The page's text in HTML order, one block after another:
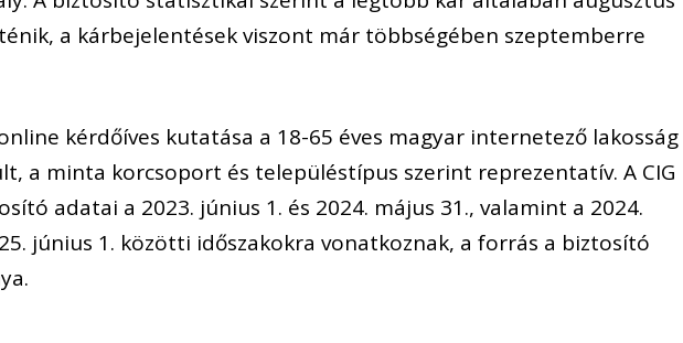
a kárbejelentések viszont már többségében szeptemberre
kérdőíves kutatása a 18-65 éves magyar internetező lakosság
a minta korcsoport és településtípus szerint reprezentatív. A CIG
adatai a 2023. június 1. és 2024. május 31., valamint a 2024.
június 1. közötti időszakokra vonatkoznak, a forrás a biztosító